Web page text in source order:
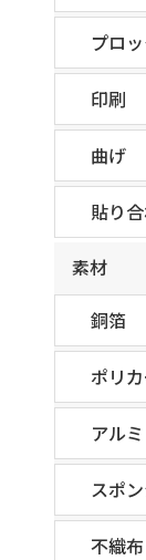
プロ
印刷
曲げ
貼り
素材
銅箔
ポリ
アルミ
スポ
不織布